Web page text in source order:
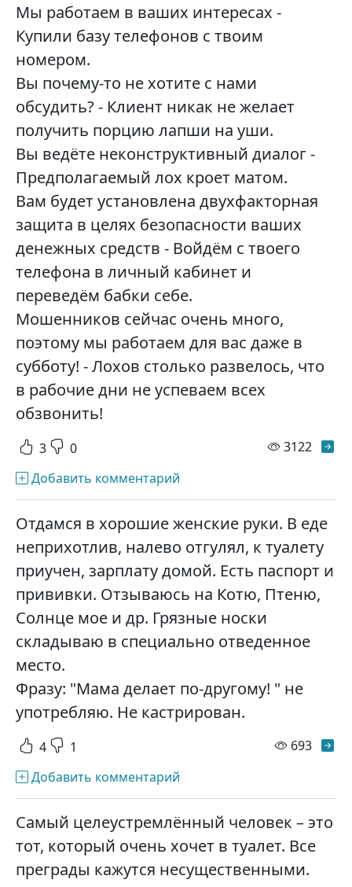
Мы работаем в ваших интересах -
Купили базу телефонов с твоим
номером.
Вы почему-то не хотите с нами
обсудить? - Клиент никак не желает
получить порцию лапши на уши.
Вы ведёте неконструктивный диалог -
Предполагаемый лох кроет матом.
Вам будет установлена двухфакторная
защита в целях безопасности ваших
денежных средств - Войдём с твоего
телефона в личный кабинет и
переведём бабки себе.
Мошенников сейчас очень много,
поэтому мы работаем для вас даже в
субботу! - Лохов столько развелось, что
в рабочие дни не успеваем всех
обзвонить!
3 0 3122
Добавить комментарий
Отдамся в хорошие женские руки. В еде
неприхотлив, налево отгулял, к туалету
приучен, зарплату домой. Есть паспорт и
прививки. Отзываюсь на Котю, Птеню,
Солнце мое и др. Грязные носки
складываю в специально отведенное
место.
Фразу: "Мама делает по-другому! " не
употребляю. Не кастрирован.
4 1 693
Добавить комментарий
Самый целеустремлённый человек – это
тот, который очень хочет в туалет. Все
преграды кажутся несущественными.